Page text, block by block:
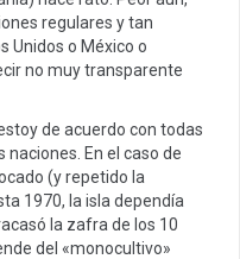
regulares y tan
Unidos o México o
no muy transparente
de acuerdo con todas
naciones. En el caso de
(y repetido la
1970, la isla dependía
la zafra de los 10
del «monocultivo»